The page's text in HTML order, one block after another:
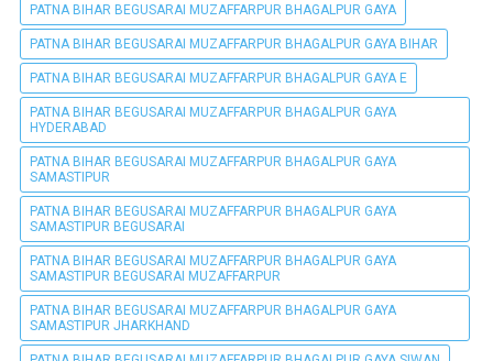
PATNA BIHAR BEGUSARAI MUZAFFARPUR BHAGALPUR GAYA
PATNA BIHAR BEGUSARAI MUZAFFARPUR BHAGALPUR GAYA BIHAR
PATNA BIHAR BEGUSARAI MUZAFFARPUR BHAGALPUR GAYA E
PATNA BIHAR BEGUSARAI MUZAFFARPUR BHAGALPUR GAYA
HYDERABAD
PATNA BIHAR BEGUSARAI MUZAFFARPUR BHAGALPUR GAYA
SAMASTIPUR
PATNA BIHAR BEGUSARAI MUZAFFARPUR BHAGALPUR GAYA
SAMASTIPUR BEGUSARAI
PATNA BIHAR BEGUSARAI MUZAFFARPUR BHAGALPUR GAYA
SAMASTIPUR BEGUSARAI MUZAFFARPUR
PATNA BIHAR BEGUSARAI MUZAFFARPUR BHAGALPUR GAYA
SAMASTIPUR JHARKHAND